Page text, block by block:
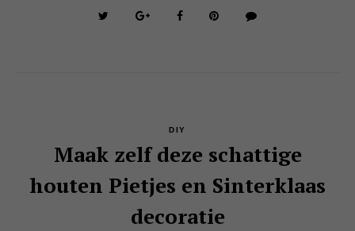
DIY
Maak zelf deze schattige
houten Pietjes en Sinterklaas
decoratie